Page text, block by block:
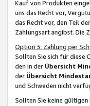
Kauf von Produkten
uns das Recht vor,
das Recht vor, den Teil
Zahlungsart angibst. Die
Option 3: Zahlung per
Sollten Sie sich für diese
den in der Übersicht
der Übersicht
und Schweden nicht
Sollten Sie keine